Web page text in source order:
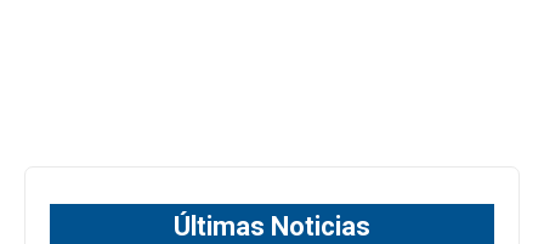
Últimas Noticias